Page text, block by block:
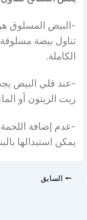
-البيض المسلوق
تناول بيضة
الكاملة.
-عند قلي البيض
زيت الزيتون أو
-عدم إضافة اللحمة
يمكن استبدالها
السابق